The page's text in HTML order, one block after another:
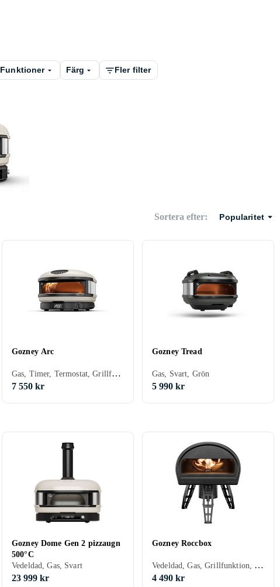
Funktioner Färg
Fler filter
Sortera efter: Popularitet
Gozney Arc
Gas, Timer, Termostat, Grillfunktion, Roterbar pizzasten, Svart, Vit, Creme/Beige
7 550 kr
Gozney Tread
Gas, Svart, Grön
5 990 kr
Gozney Dome Gen 2 pizzaugn
500°C
Vedeldad, Gas, Svart
23 999 kr
Gozney Roccbox
Vedeldad, Gas, Grillfunktion, Svart, Grå, Grön
4 490 kr